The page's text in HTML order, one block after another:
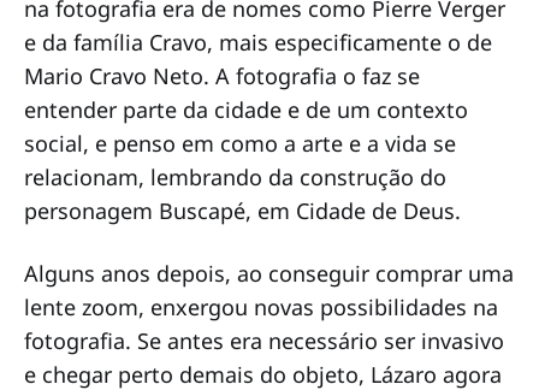
na fotografia era de nomes como Pierre Verger
e da família Cravo, mais especificamente o de
Mario Cravo Neto. A fotografia o faz se
entender parte da cidade e de um contexto
social, e penso em como a arte e a vida se
relacionam, lembrando da construção do
personagem Buscapé, em Cidade de Deus.
Alguns anos depois, ao conseguir comprar uma
lente zoom, enxergou novas possibilidades na
fotografia. Se antes era necessário ser invasivo
e chegar perto demais do objeto, Lázaro agora